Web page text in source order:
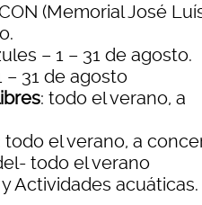
(Memorial José
– 1 – 31 de agosto.
– 31 de agosto
: todo el verano, a
todo el verano, a
todo el verano
Actividades acuáticas.